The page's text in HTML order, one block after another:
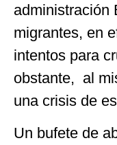
administración
migrantes, en
intentos para
obstante, al
una crisis de
Un bufete de